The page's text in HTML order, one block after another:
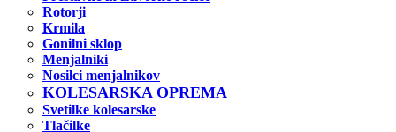
Rotorji
Krmila
Gonilni sklop
Menjalniki
Nosilci menjalnikov
KOLESARSKA OPREMA
Svetilke kolesarske
Tlačilke